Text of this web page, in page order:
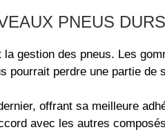
PNEUS DURS
gestion des pneus. Les
pourrait perdre une partie de
offrant sa meilleure
avec les autres